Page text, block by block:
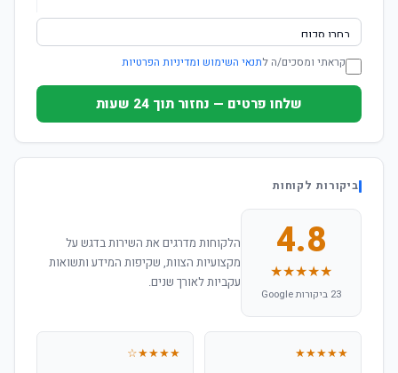
קראתי ומסכים/ה לתנאי השימוש ומדיניות הפרטיות
שלחו פרטים — נחזור תוך 24 שעות
ביקורות לקוחות
4.8
★★★★★
23 ביקורות Google
הלקוחות מדרגים את השירות בדגש על
מקצועיות הצוות, שקיפות המידע ותשואות
עקביות לאורך שנים.
★★★★★
★★★★☆